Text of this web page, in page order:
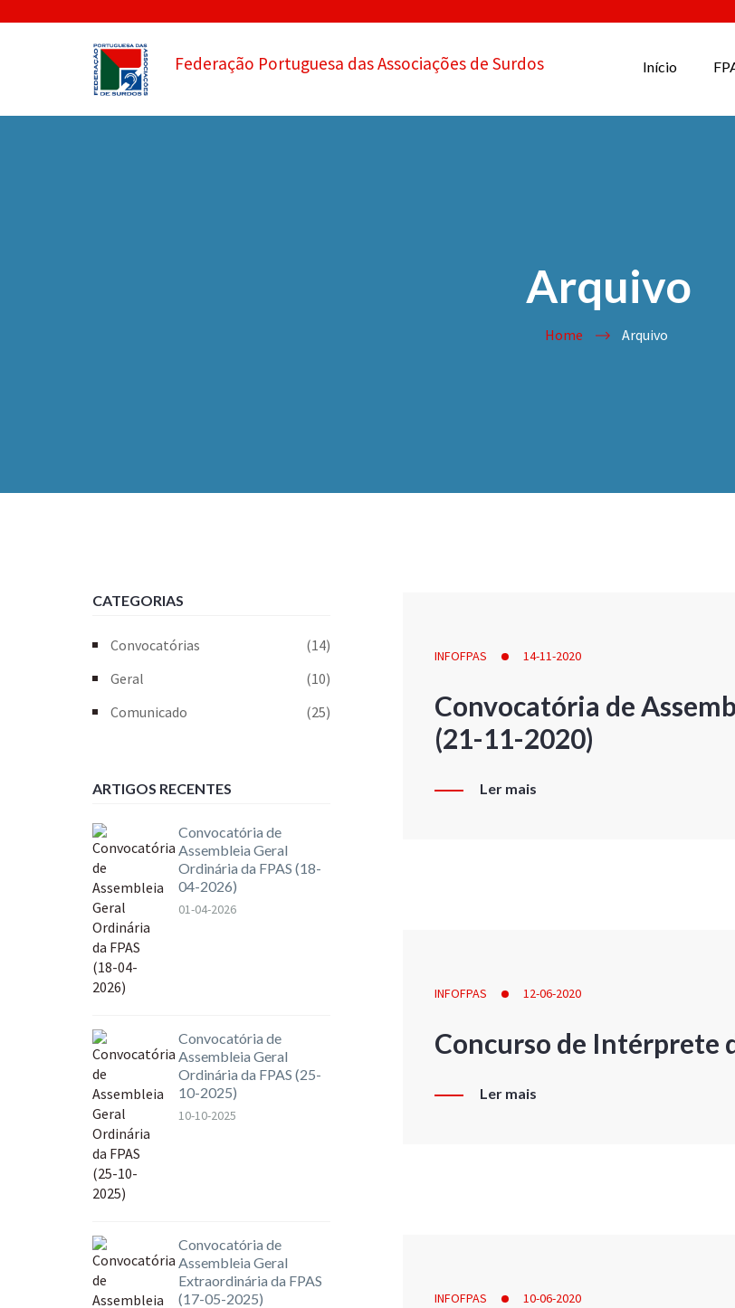
Federação Portuguesa das Associações de Surdos Início
Arquivo
Home Arquivo
INFOFPAS 14-11-2020
Convocatória de
(21-11-2020)
Ler mais
INFOFPAS 12-06-2020
Concurso de Intérprete
Ler mais
INFOFPAS 10-06-2020
CATEGORIAS
Convocatórias
(14)
Geral
(10)
Comunicado
(25)
ARTIGOS RECENTES
Convocatória de
Assembleia Geral
Ordinária da FPAS (18-
04-2026)
01-04-2026
Convocatória de
Assembleia Geral
Ordinária da FPAS (25-
10-2025)
10-10-2025
Convocatória de
Assembleia Geral
Extraordinária da FPAS
(17-05-2025)